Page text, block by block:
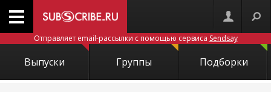
Отправляет email-рассылки с помощью сервиса Sendsay
Выпуски Группы Подборки